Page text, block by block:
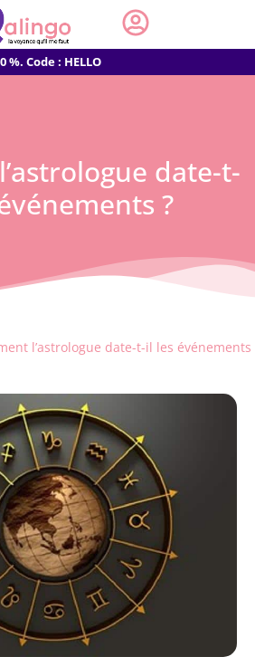
Code : HELLO
date-t-
?
l’astrologue date-t-il les événements